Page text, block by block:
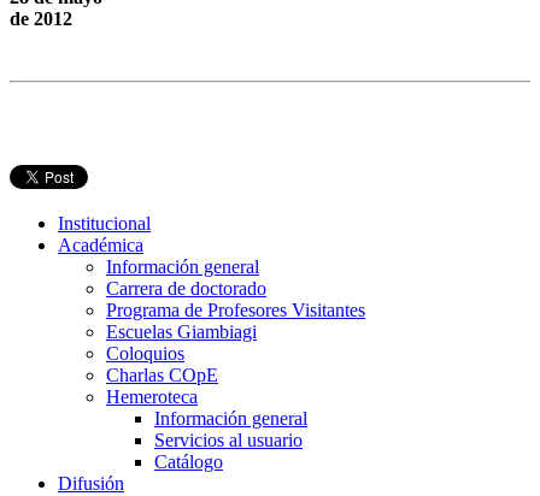
de 2012
Institucional
Académica
Información general
Carrera de doctorado
Programa de Profesores Visitantes
Escuelas Giambiagi
Coloquios
Charlas COpE
Hemeroteca
Información general
Servicios al usuario
Catálogo
Difusión